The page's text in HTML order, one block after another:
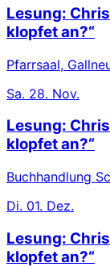
Lesung:
klopfet an?“
Pfarrsaal,
Sa. 28. Nov.
Lesung:
klopfet an?“
Buchhandlung
Di. 01. Dez.
Lesung:
klopfet an?“